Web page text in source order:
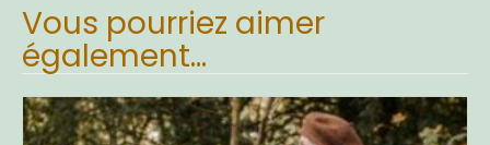
Vous pourriez aimer
également…